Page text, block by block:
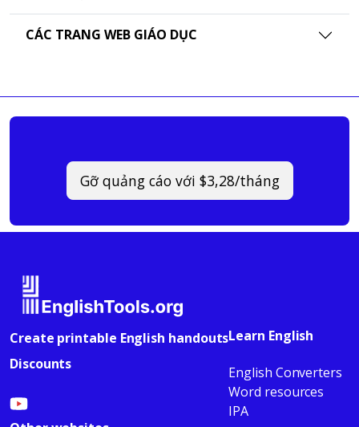
CÁC TRANG WEB GIÁO DỤC
Gỡ quảng cáo với $3,28/tháng
Create printable English handouts
Discounts
Learn English
English Converters
Word resources
IPA